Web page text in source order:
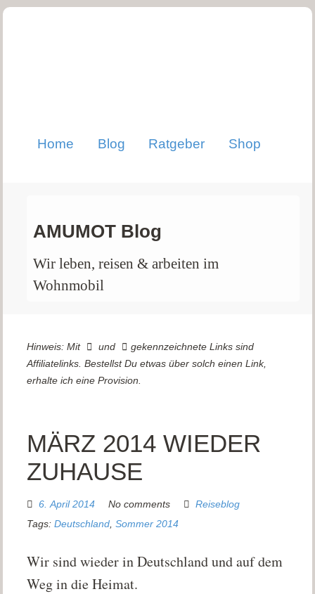
Home Blog Ratgeber Shop
AMUMOT Blog
Wir leben, reisen & arbeiten im
Wohnmobil
Hinweis: Mit und
gekennzeichnete Links sind
Affiliatelinks. Bestellst Du etwas über solch einen Link,
erhalte ich eine Provision.
MÄRZ 2014 WIEDER
ZUHAUSE
6. April 2014 No comments
Reiseblog
Tags:Deutschland ,Sommer 2014
Wir sind wieder in Deutschland und auf dem
Weg in die Heimat.